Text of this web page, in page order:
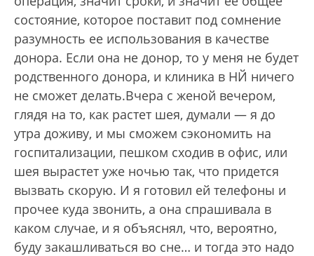
состояние, которое поставит под сомнение
разумность ее использования в качестве
донора. Если она не донор, то у меня не будет
родственного донора, и клиника в НЙ ничего
не сможет делать.Вчера с женой вечером,
глядя на то, как растет шея, думали — я до
утра доживу, и мы сможем сэкономить на
госпитализации, пешком сходив в офис, или
шея вырастет уже ночью так, что придется
вызвать скорую. И я готовил ей телефоны и
прочее куда звонить, а она спрашивала в
каком случае, и я объяснял, что, вероятно,
буду закашливаться во сне… и тогда это надо